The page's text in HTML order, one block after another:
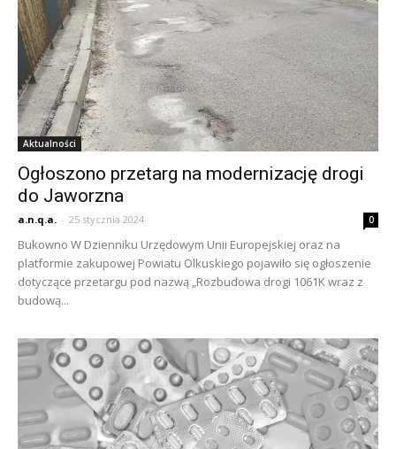
Aktualności
Ogłoszono przetarg na modernizację drogi
do Jaworzna
a.n.q.a. - 25 stycznia 2024 0
Bukowno W Dzienniku Urzędowym Unii Europejskiej oraz na
platformie zakupowej Powiatu Olkuskiego pojawiło się ogłoszenie
dotyczące przetargu pod nazwą „Rozbudowa drogi 1061K wraz z
budową...